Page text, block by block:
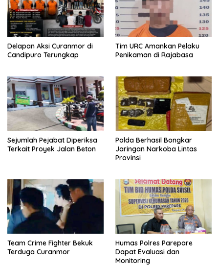
Delapan Aksi Curanmor di
Candipuro Terungkap
Tim URC Amankan Pelaku
Penikaman di Rajabasa
Sejumlah Pejabat Diperiksa
Terkait Proyek Jalan Beton
Polda Berhasil Bongkar
Jaringan Narkoba Lintas
Provinsi
Team Crime Fighter Bekuk
Terduga Curanmor
Humas Polres Parepare
Dapat Evaluasi dan
Monitoring